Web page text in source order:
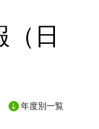
日
年度別一覧